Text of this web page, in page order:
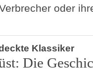
oder
Klassiker
Die